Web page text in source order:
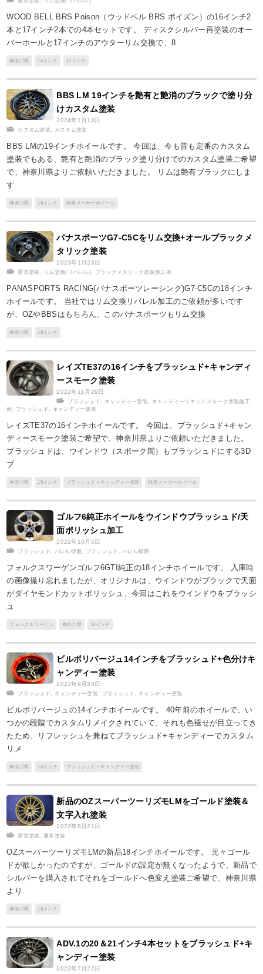
WOOD BELL BRS Poison（ウッドベル BRS ポイズン）の16インチ2
本と17インチ2本での4本セットです。 ディスクシルバー再塗装のオー
バーホールと17インチのアウターリム交換で、8
神奈川県 16インチ 17インチ
BBS LM 19インチを艶有と艶消のブラックで塗り分
けカスタム塗装
2024年1月13日
カスタム塗装 , カスタム塗装
BBS LMの19インチホイールです。 今回は、今も昔も定番のカスタム
塗装でもある、艶有と艶消のブラック塗り分けでのカスタム塗装ご希望
で、神奈川県よりご依頼いただきました。 リムは艶有ブラックにしま
す
神奈川県 19インチ 国産メーカーホイール
パナスポーツG7-C5Cをリム交換+オールブラックメ
タリック塗装
2023年1月23日
通常塗装 , リム交換(リバレル), ブラックメタリック塗装施工例
PANASPORTS RACING(パナスポーツレーシング)G7-C5Cの18インチ
ホイールです。 当社ではリム交換リバレル加工のご依頼が多いです
が、OZやBBSはもちろん、このパナスポーツもリム交換
神奈川県 18インチ
レイズTE37の16インチをブラッシュド+キャンディ
ースモーク塗装
2022年11月29日
ブラッシュド , キャンディー塗装 , キャンディーリキッドスモーク塗装施工
例 , ブラッシュド , キャンディー塗装
レイズTE37の16インチホイールです。 今回は、ブラッシュド+キャン
ディースモーク塗装ご希望で、神奈川県よりご依頼いただきました。
ブラッシュドは、ウインドウ（スポーク間）もブラッシュドにする3D
ブ
神奈川県 16インチ ブラッシュド＋キャンディー塗装 国産メーカーホイール
ゴルフ6純正ホイールをウインドウブラッシュド/天
面ポリッシュ加工
2022年10月5日
ブラッシュド , バレル研磨, ブラッシュド ,バレル研磨
フォルクスワーゲンゴルフ6GTI純正の18インチホイールです。 入庫時
の画像撮り忘れましたが、オリジナルは、ウインドウがブラックで天面
がダイヤモンドカットポリッシュ、今回はこれをウインドウをブラッシ
ュ
フォルクスワーゲン 神奈川県 18インチ
ビルボリバージュ14インチをブラッシュド+色分けキ
ャンディー塗装
2022年9月23日
ブラッシュド , キャンディー塗装 , ブラッシュド , キャンディー塗装
ビルボリバージュの14インチホイールです。 40年前のホイールで、い
つかの段階でカスタムリメイクされていて、それも色褪せが目立ってき
たため、リフレッシュを兼ねてブラッシュド+キャンディーでカスタム
リメ
神奈川県 14インチ ブラッシュド＋キャンディー塗装
新品のOZスーパーツーリズモLMをゴールド塗装＆
文字入れ塗装
2022年8月21日
通常塗装 , 通常塗装
OZスーパーツーリズモLMの新品18インチホイールです。 元々ゴール
ドが欲しかったのですが、ゴールドの設定が無くなったようで、新品で
シルバーを購入されてそれをゴールドへ色変え塗装ご希望で、神奈川県
より
神奈川県 18インチ
ADV.1の20＆21インチ4本セットをブラッシュド+キ
ャンディー塗装
2022年7月22日